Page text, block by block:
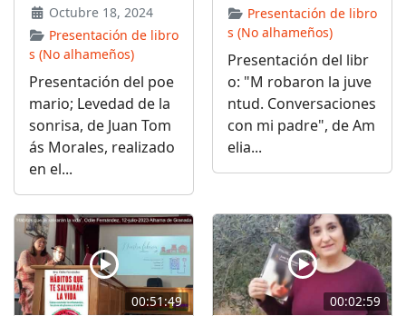
Octubre 18, 2024
Presentación de libro
s (No alhameños)
Presentación del poe
mario; Levedad de la
sonrisa, de Juan Tom
ás Morales, realizado
en el...
Presentación de libro
s (No alhameños)
Presentación del libr
o: "M robaron la juve
ntud. Conversaciones
con mi padre", de Am
elia...
00:51:49 00:02:59